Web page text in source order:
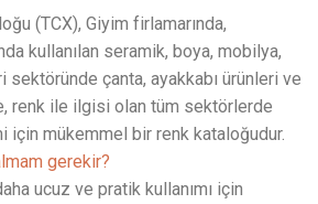
(TCX), Giyim firlamarında,
kullanılan seramik, boya, mobilya,
sektöründe çanta, ayakkabı ürünleri ve
renk ile ilgisi olan tüm sektörlerde
için mükemmel bir renk kataloğudur.
gerekir?
ucuz ve pratik kullanımı için